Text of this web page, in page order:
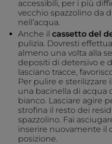
accessibili, per i più
vecchio spazzolino da
nell’acqua.
Anche il cassetto del
pulizia. Dovresti
almeno una volta alla
depositi di detersivo e
lasciano tracce,
Per pulire e sterilizzare
una bacinella di acqua
bianco. Lasciare agire
strofina il resto dei
spazzolino. Fai
inserire nuovamente il
posizione.